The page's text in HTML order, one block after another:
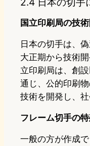
国立印刷局の技
日本の切手は、
大正期から技術
立印刷局は、創
通じ、公的印刷
技術を開発し、
フレーム切手の
一般の方が作成